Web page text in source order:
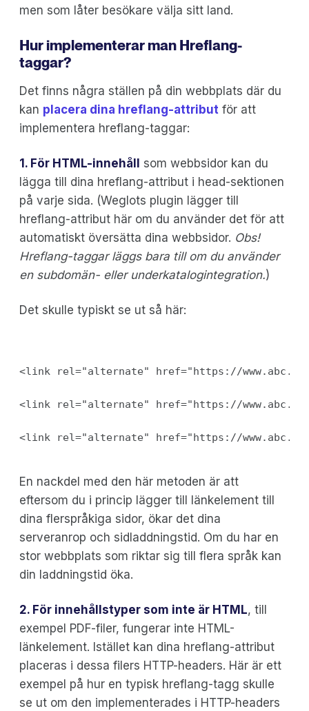
men som låter besökare välja sitt land.
Hur implementerar man Hreflang-
taggar?
Det finns några ställen på din webbplats där du
kan placera dina hreflang-attribut för att
implementera hreflang-taggar:
1. För HTML-innehåll
som webbsidor kan du
lägga till dina hreflang-attribut i head-sektionen
på varje sida. (Weglots plugin lägger till
hreflang-attribut här om du använder det för att
automatiskt översätta dina webbsidor. Obs!
Hreflang-taggar läggs bara till om du använder
en subdomän- eller underkatalogintegration.)
Det skulle typiskt se ut så här:
<link rel="alternate" href="https://
<link rel="alternate" href="https://
En nackdel med den här metoden är att
eftersom du i princip lägger till länkelement till
dina flerspråkiga sidor, ökar det dina
serveranrop och sidladdningstid. Om du har en
stor webbplats som riktar sig till flera språk kan
din laddningstid öka.
2. För innehållstyper som inte är HTML, till
exempel PDF-filer, fungerar inte HTML-
länkelement. Istället kan dina hreflang-attribut
placeras i dessa filers HTTP-headers. Här är ett
exempel på hur en typisk hreflang-tagg skulle
se ut om den implementerades i HTTP-headers